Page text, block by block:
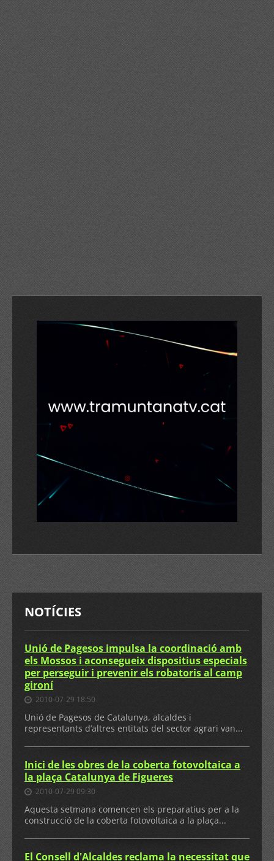
NOTÍCIES
Unió de Pagesos impulsa la coordinació amb
els Mossos i aconsegueix dispositius especials
per perseguir i prevenir els robatoris al camp
gironí
2010-07-29 18:50
Unió de Pagesos de Catalunya, alcaldes i
representants d’altres entitats del sector agrari van...
Inici de les obres de la coberta fotovoltaica a
la plaça Catalunya de Figueres
2010-07-29 09:30
Aquesta setmana comencen els preparatius per a la
construcció de la coberta fotovoltaica a la plaça...
El Consell d'Alcaldes reclama la necessitat que